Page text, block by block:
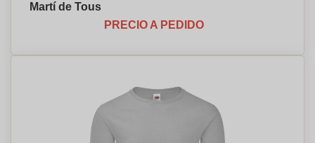
Martí de Tous
PRECIO A PEDIDO